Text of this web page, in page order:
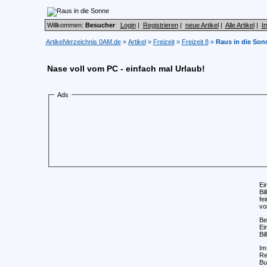
Willkommen: Besucher Login| Registrieren| neue Artikel| Alle Artikel|
ArtikelVerzeichnis 0AM.de» Artikel» Freizeit» Freizeit 8» Raus in die
Nase voll vom PC - einfach mal Urlaub!
Ads